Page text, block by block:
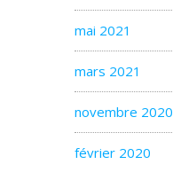
mai 2021
mars 2021
novembre 2020
février 2020